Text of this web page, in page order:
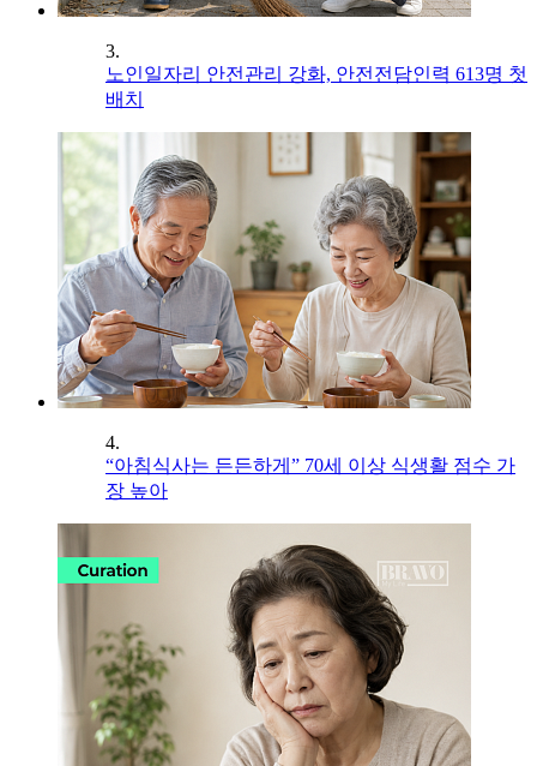
3.
노인일자리 안전관리 강화, 안전전담인력 613명 첫
배치
4.
“아침식사는 든든하게” 70세 이상 식생활 점수 가
장 높아